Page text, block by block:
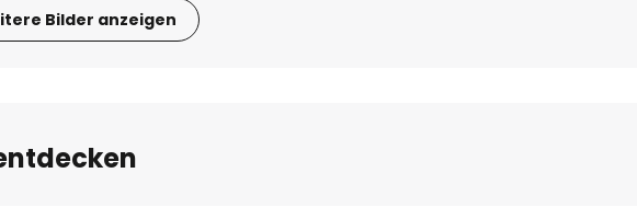
Bilder anzeigen